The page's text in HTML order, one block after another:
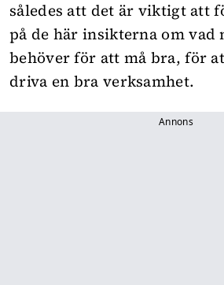
således att det är viktigt att
på de här insikterna om vad
behöver för att må bra, för
driva en bra verksamhet.
Annons